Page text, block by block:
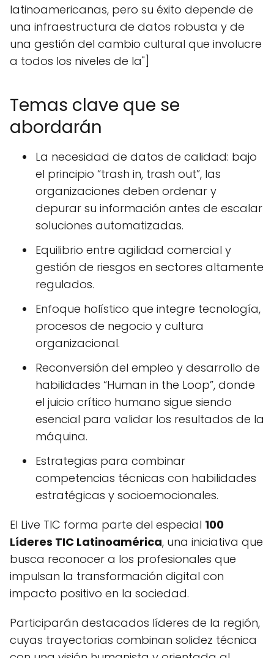
latinoamericanas, pero su éxito depende de
una infraestructura de datos robusta y de
una gestión del cambio cultural que involucre
a todos los niveles de la"]
Temas clave que se
abordarán
La necesidad de datos de calidad: bajo
el principio “trash in, trash out”, las
organizaciones deben ordenar y
depurar su información antes de escalar
soluciones automatizadas.
Equilibrio entre agilidad comercial y
gestión de riesgos en sectores altamente
regulados.
Enfoque holístico que integre tecnología,
procesos de negocio y cultura
organizacional.
Reconversión del empleo y desarrollo de
habilidades “Human in the Loop”, donde
el juicio crítico humano sigue siendo
esencial para validar los resultados de la
máquina.
Estrategias para combinar
competencias técnicas con habilidades
estratégicas y socioemocionales.
El Live TIC forma parte del especial 100
Líderes TIC Latinoamérica, una iniciativa que
busca reconocer a los profesionales que
impulsan la transformación digital con
impacto positivo en la sociedad.
Participarán destacados líderes de la región,
cuyas trayectorias combinan solidez técnica